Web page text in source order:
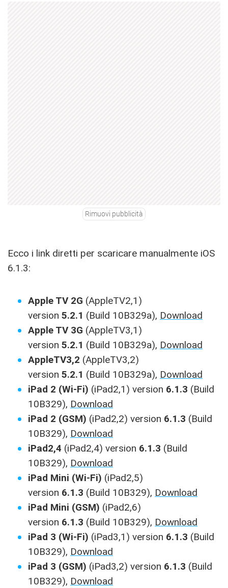
Rimuovi pubblicità
Ecco i link diretti per scaricare manualmente iOS
6.1.3:
Apple TV 2G (AppleTV2,1)
version 5.2.1 (Build 10B329a), Download
Apple TV 3G (AppleTV3,1)
version 5.2.1 (Build 10B329a), Download
AppleTV3,2 (AppleTV3,2)
version 5.2.1 (Build 10B329a), Download
iPad 2 (Wi-Fi) (iPad2,1) version 6.1.3 (Build
10B329), Download
iPad 2 (GSM) (iPad2,2) version 6.1.3 (Build
10B329), Download
iPad2,4 (iPad2,4) version 6.1.3 (Build
10B329), Download
iPad Mini (Wi-Fi) (iPad2,5)
version 6.1.3 (Build 10B329), Download
iPad Mini (GSM) (iPad2,6)
version 6.1.3 (Build 10B329), Download
iPad 3 (Wi-Fi) (iPad3,1) version 6.1.3 (Build
10B329), Download
iPad 3 (GSM) (iPad3,2) version 6.1.3 (Build
10B329), Download